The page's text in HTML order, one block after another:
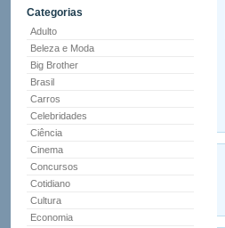
Categorias
Adulto
Beleza e Moda
Big Brother
Brasil
Carros
Celebridades
Ciência
Cinema
Concursos
Cotidiano
Cultura
Economia